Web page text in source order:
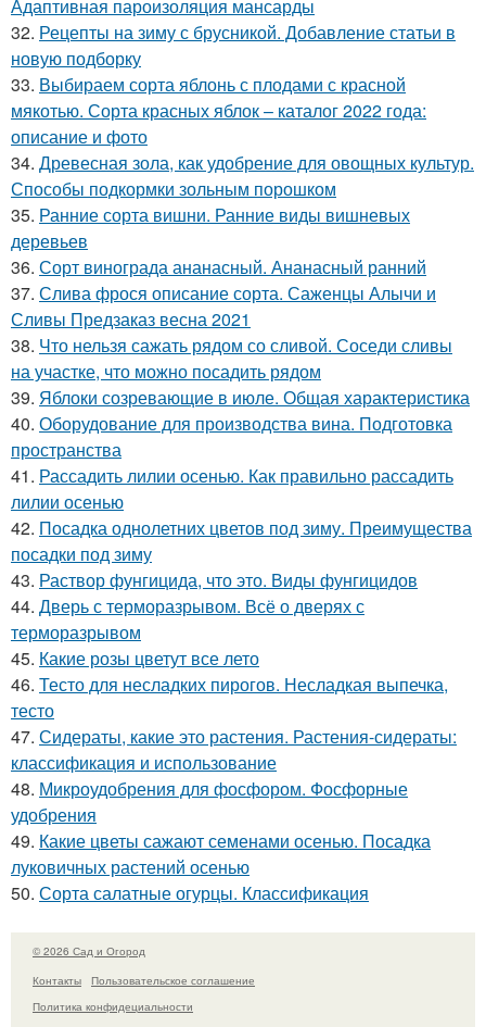
Адаптивная пароизоляция мансарды
32. Рецепты на зиму с брусникой. Добавление статьи в
новую подборку
33. Выбираем сорта яблонь с плодами с красной
мякотью. Сорта красных яблок – каталог 2022 года:
описание и фото
34. Древесная зола, как удобрение для овощных культур.
Способы подкормки зольным порошком
35. Ранние сорта вишни. Ранние виды вишневых
деревьев
36. Сорт винограда ананасный. Ананасный ранний
37. Слива фрося описание сорта. Саженцы Алычи и
Сливы Предзаказ весна 2021
38. Что нельзя сажать рядом со сливой. Соседи сливы
на участке, что можно посадить рядом
39. Яблоки созревающие в июле. Общая характеристика
40. Оборудование для производства вина. Подготовка
пространства
41. Рассадить лилии осенью. Как правильно рассадить
лилии осенью
42. Посадка однолетних цветов под зиму. Преимущества
посадки под зиму
43. Раствор фунгицида, что это. Виды фунгицидов
44. Дверь с терморазрывом. Всё о дверях с
терморазрывом
45. Какие розы цветут все лето
46. Тесто для несладких пирогов. Несладкая выпечка,
тесто
47. Сидераты, какие это растения. Растения-сидераты:
классификация и использование
48. Микроудобрения для фосфором. Фосфорные
удобрения
49. Какие цветы сажают семенами осенью. Посадка
луковичных растений осенью
50. Сорта салатные огурцы. Классификация
© 2026 Сад и Огород
Контакты
Пользовательское соглашение
Политика конфидециальности